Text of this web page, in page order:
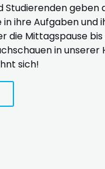
Studierenden geben
in ihre Aufgaben
die Mittagspause
in unserer
sich!